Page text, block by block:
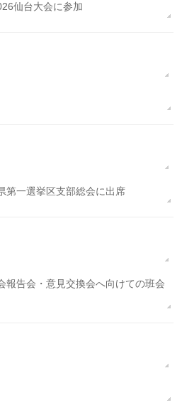
仙台大会に参加
第一選挙区支部総会に出席
報告会・意見交換会へ向けての班会